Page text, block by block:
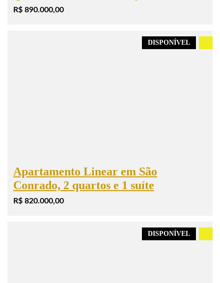
R$ 890.000,00
DISPONÍVEL
Apartamento Linear em São
Conrado, 2 quartos e 1 suíte
R$ 820.000,00
DISPONÍVEL